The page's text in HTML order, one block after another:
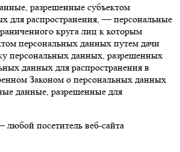
разрешенные субъектом
для распространения, — персональные
круга лиц к которым
персональных данных путем дачи
персональных данных, разрешенных
данных для распространения в
Законом о персональных данных
данные, разрешенные для
любой посетитель веб-сайта